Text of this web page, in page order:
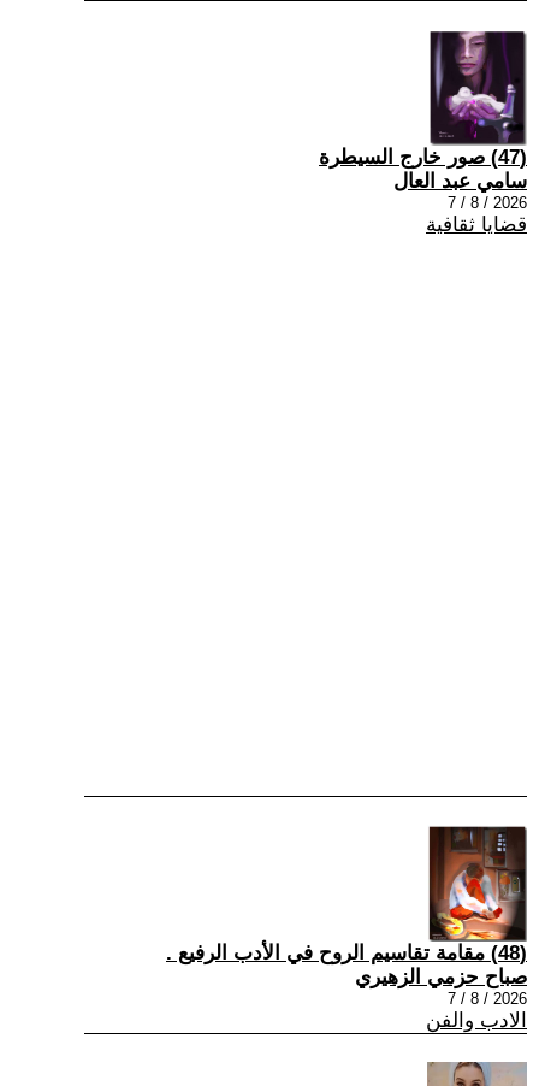
(47) صور خارج السيطرة
سامي عبد العال
2026 / 8 / 7
قضايا ثقافية
(48) مقامة تقاسيم الروح في الأدب الرفيع .
صباح حزمي الزهيري
2026 / 8 / 7
الادب والفن